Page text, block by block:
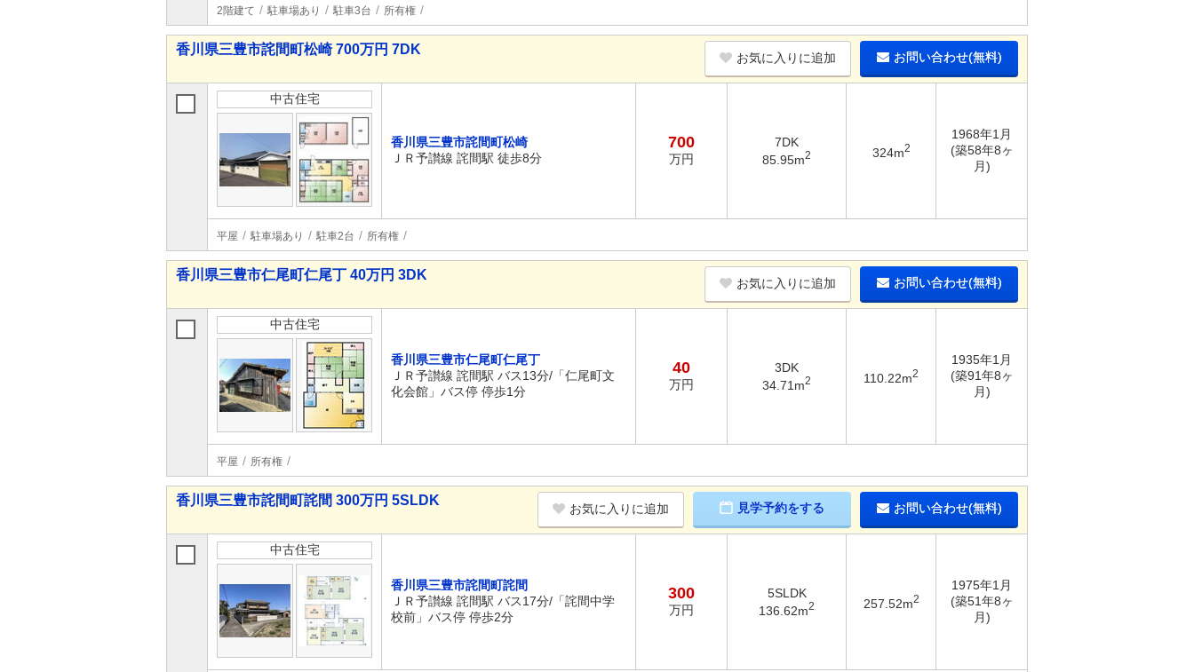
2階建て 駐車場あり 駐車3台 所有権
香川県三豊市詫間町松崎 700万円 7DK
お気に入りに追加 お問い合わせ(無料)
中古住宅
香川県三豊市詫間町松崎
ＪＲ予讃線 詫間駅 徒歩8分
700
万円
7DK
85.95m2 324m2
1968年1月
(築58年8ヶ
月)
平屋 駐車場あり 駐車2台 所有権
香川県三豊市仁尾町仁尾丁 40万円 3DK
お気に入りに追加 お問い合わせ(無料)
中古住宅
香川県三豊市仁尾町仁尾丁
ＪＲ予讃線 詫間駅 バス13分/「仁尾町文
化会館」バス停 停歩1分
40
万円
3DK
34.71m2 110.22m2
1935年1月
(築91年8ヶ
月)
平屋 所有権
香川県三豊市詫間町詫間 300万円 5SLDK
お気に入りに追加 見学予約をする お問い合わせ(無料)
中古住宅
香川県三豊市詫間町詫間
ＪＲ予讃線 詫間駅 バス17分/「詫間中学
校前」バス停 停歩2分
300
万円
5SLDK
136.62m2 257.52m2
1975年1月
(築51年8ヶ
月)